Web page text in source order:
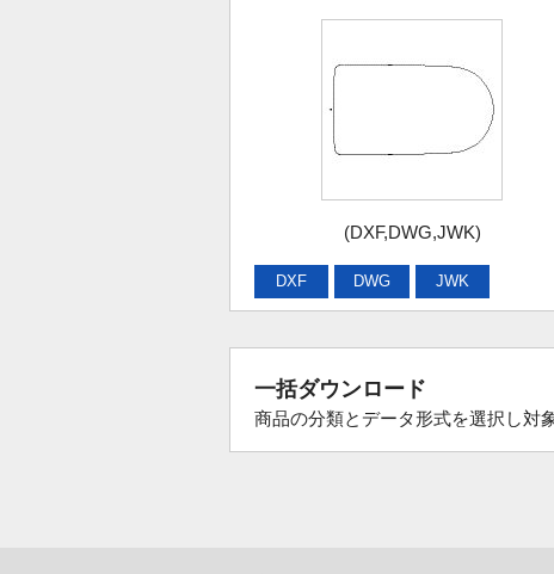
(DXF,DWG,JWK)
DXF DWG JWK
一括ダウンロード
商品の分類とデータ形式を選択し対